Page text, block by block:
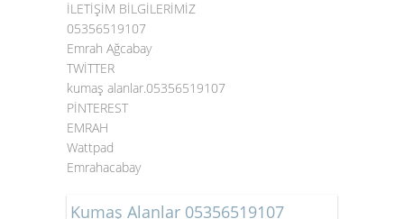
İLETİŞİM BİLGİLERİMİZ
05356519107
Emrah Ağcabay
TWİTTER
kumaş alanlar.05356519107
PİNTEREST
EMRAH
Wattpad
Emrahacabay
Kumaş Alanlar 05356519107